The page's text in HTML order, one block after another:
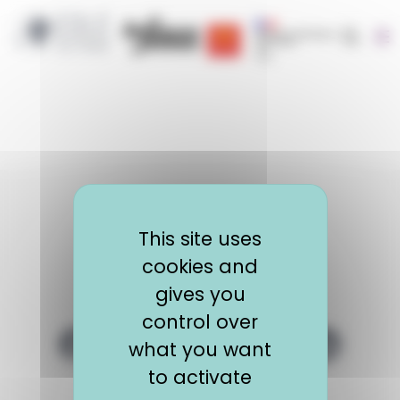
CRIJ Info Jeunes
Région Occitanie | EOLE
Lien Facebook EOLE Lien Twitter EOLE
Cookies management panel
This site uses
cookies and
gives you
control over
what you want
to activate